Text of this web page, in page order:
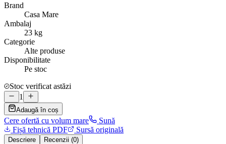
Brand
Casa Mare
Ambalaj
23 kg
Categorie
Alte produse
Disponibilitate
Pe stoc
Stoc verificat astăzi
1
Adaugă în coș
Cere ofertă cu volum mare
Sună
Fișă tehnică PDF
Sursă originală
Descriere Recenzii (0)